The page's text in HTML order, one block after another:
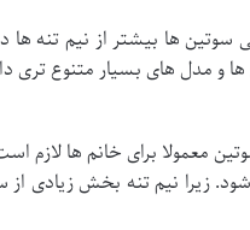
ها بیشتر از نیم تنه ها
و مدل های بسیار متنوع تری
معمولا برای خانم ها لازم
زیرا نیم تنه بخش زیادی از